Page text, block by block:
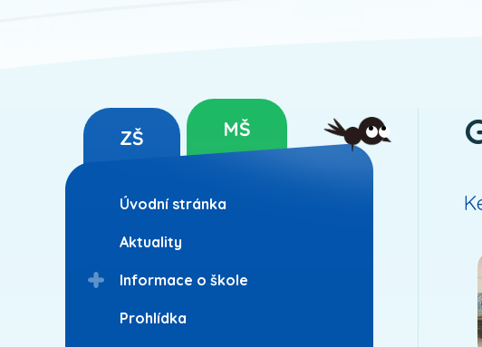
ZŠ MŠ
Úvodní stránka
Aktuality
Informace o škole
Prohlídka